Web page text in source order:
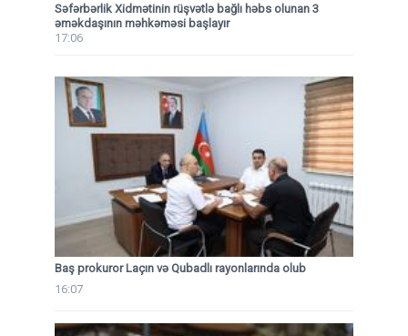
Səfərbərlik Xidmətinin rüşvətlə bağlı həbs olunan 3
əməkdaşının məhkəməsi başlayır
17:06
Baş prokuror Laçın və Qubadlı rayonlarında olub
16:07